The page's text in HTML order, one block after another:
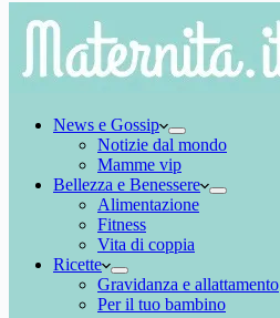
News e Gossip
Notizie dal mondo
Mamme vip
Bellezza e Benessere
Alimentazione
Fitness
Vita di coppia
Ricette
Gravidanza e allattamento
Per il tuo bambino